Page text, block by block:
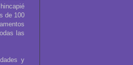
de 100
las
y